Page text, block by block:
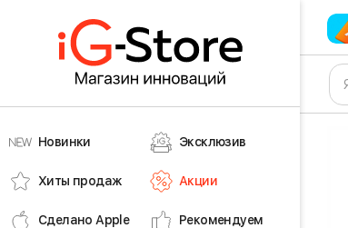
Новинки Эксклюзив
Хиты продаж Акции
Сделано Apple Рекомендуем